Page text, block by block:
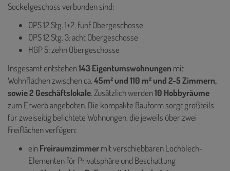
Sockelgeschoss verbunden sind:
OPS 12 Stg. 1+2: fünf Obergeschosse
OPS 12 Stg. 3: acht Obergeschosse
HGP 5: zehn Obergeschosse
Insgesamt entstehen143 Eigentumswohnungen mit
Wohnflächen zwischen ca.45m² und 110 m² und 2-5 Zimmern,
sowie 2 Geschäftslokale. Zusätzlich werden10 Hobbyräume
zum Erwerb angeboten. Die kompakte Bauform sorgt großteils
für zweiseitig belichtete Wohnungen, die jeweils über zwei
Freiflächen verfügen:
einFreiraumzimmermit verschiebbaren Lochblech-
Elementen für Privatsphäre und Beschattung